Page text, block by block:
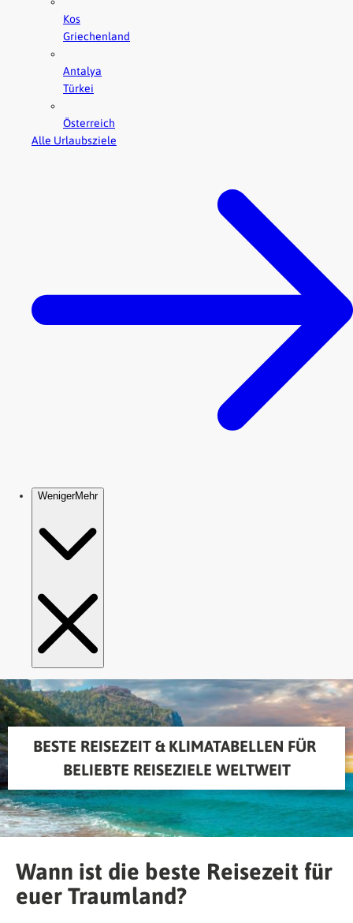
BESTE REISEZEIT & KLIMATABELLEN FÜR
BELIEBTE REISEZIELE WELTWEIT
Wann ist die beste Reisezeit für
euer Traumland?